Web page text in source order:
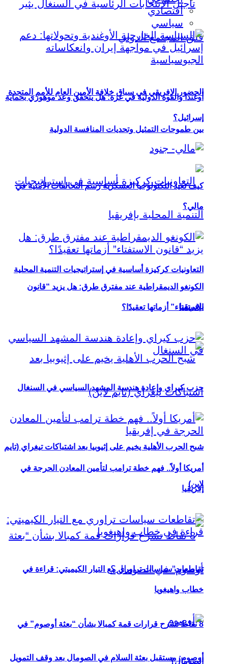
الحضور الإفريقي في سباق خلافة الأمين العام للأمم المتحدة
بين طموحات التمثيل وتحديات المنافسة الدولية
التعاونيات كركيزة أساسية في إستراتيجيات التنمية المحلية
بإفريقيا
شبح الحرب الأهلية يخيم على إثيوبيا بعد اشتباكات تيغراي (تايم
لاين)
8 نقاط تشرح قرارات قمة كمبالا بشأن “بعثة أوصوم” في
الصومال؟
اقتصادي
سياسي
أوغندا والقوة الدولية في غزة: هل يتحقق وعد موهوزي بحماية
إسرائيل؟
كيف تعيد التكنولوجيا العسكرية رسم التحالفات الأمنية في
مالي؟
الكونغو الديمقراطية عند مفترق طرق: هل يزيد “قانون
الاستفتاء” أزماتها تعقيدًا؟
حزب كيراي وإعادة هندسة المشهد السياسي في السنغال
أمريكا أولاً.. فهم خطة ترامب لتأمين المعادن الحرجة في
إفريقيا
تقاطعات سياسات تراوري مع التيار الكيميتي: قراءة في
خطاب واهيغويا
أوصوم: مستقبل بعثة السلام في الصومال بعد وقف التمويل